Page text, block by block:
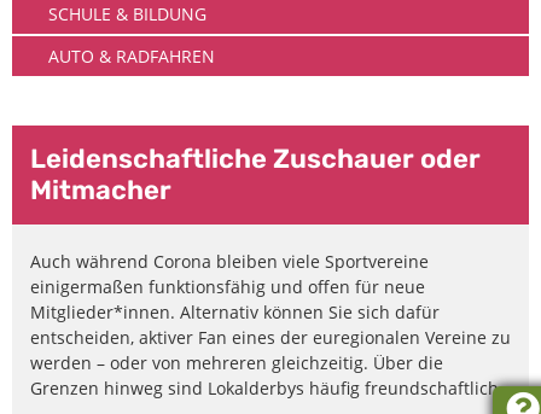
SCHULE & BILDUNG
AUTO & RADFAHREN
Leidenschaftliche Zuschauer oder
Mitmacher
Auch während Corona bleiben viele Sportvereine
einigermaßen funktionsfähig und offen für neue
Mitglieder*innen. Alternativ können Sie sich dafür
entscheiden, aktiver Fan eines der euregionalen Vereine zu
werden – oder von mehreren gleichzeitig. Über die
Grenzen hinweg sind Lokalderbys häufig freundschaftlich.